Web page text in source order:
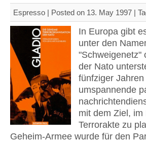
Espresso | Posted on 13. May 1997 |
In Europa gibt
unter den
"Schweigenetz"
der Nato
fünfziger
umspannende
mit dem Ziel,
Terrorakte zu
Geheim-Armee wurde für den